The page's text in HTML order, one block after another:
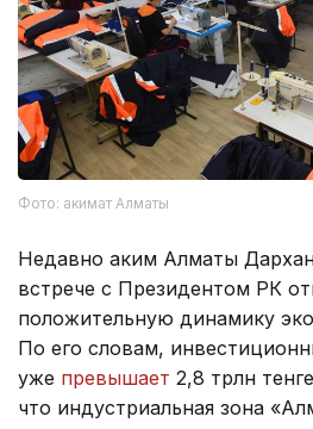
Фото: акимат Алматы
Недавно аким Алматы
встрече с Президентом РК
положительную динамику
По его словам,
уже превышает 2,8 трлн
что индустриальная зона